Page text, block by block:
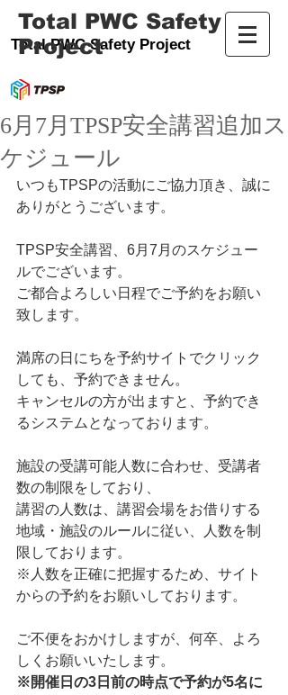
Total PWC Safety Project
Total PWC Safety
Project
6月7月TPSP安全講習追加ス
ケジュール
いつもTPSPの活動にご協力頂き、誠に
ありがとうございます。
TPSP安全講習、6月7月のスケジュー
ルでございます。
ご都合よろしい日程でご予約をお願い
致します。
満席の日にちを予約サイトでクリック
しても、予約できません。
キャンセルの方が出ますと、予約でき
るシステムとなっております。
施設の受講可能人数に合わせ、受講者
数の制限をしており、
講習の人数は、講習会場をお借りする
地域・施設のルールに従い、人数を制
限しております。
※人数を正確に把握するため、サイト
からの予約をお願いしております。
ご不便をおかけしますが、何卒、よろ
しくお願いいたします。
※開催日の3日前の時点で予約が5名に